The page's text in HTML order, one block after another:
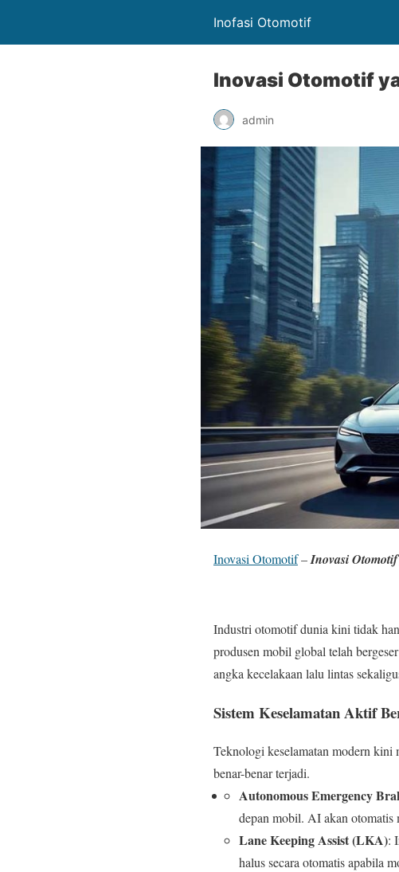
Inofasi Otomotif
Inovasi Otomotif
admin
Inovasi Otomotif–Inovasi
Industri otomotif dunia kini tidak
produsen mobil global telah
angka kecelakaan lalu lintas
Sistem Keselamatan Aktif
Teknologi keselamatan modern kini
benar-benar terjadi.
Autonomous Emergency
depan mobil. AI akan otomatis
Lane Keeping Assist (LKA):
halus secara otomatis apabila